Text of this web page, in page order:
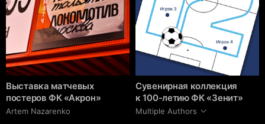
Выставка матчевых
постеров ФК «Акрон»
Artem Nazarenko
Сувенирная коллекция
к 100-летию ФК «Зенит»
Multiple Authors